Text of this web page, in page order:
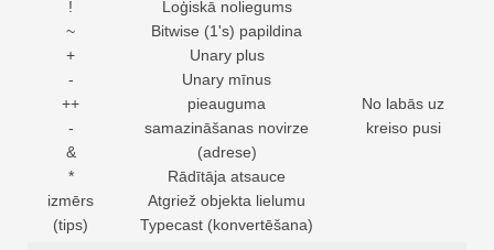
!
~
+
-
++
-
&
*
izmērs
(tips)
Loģiskā noliegums
Bitwise (1's) papildina
Unary plus
Unary mīnus
pieauguma
samazināšanas novirze
(adrese)
Rādītāja atsauce
Atgriež objekta lielumu
Typecast (konvertēšana)
No labās uz
kreiso pusi